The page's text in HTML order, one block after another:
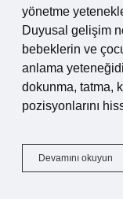
yönetme
Duyusal gelişim
bebeklerin ve
anlama
dokunma, tatma,
pozisyonlarını
Devamını okuyun